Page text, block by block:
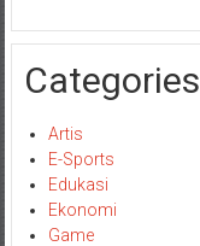
Categories
Artis
E-Sports
Edukasi
Ekonomi
Game